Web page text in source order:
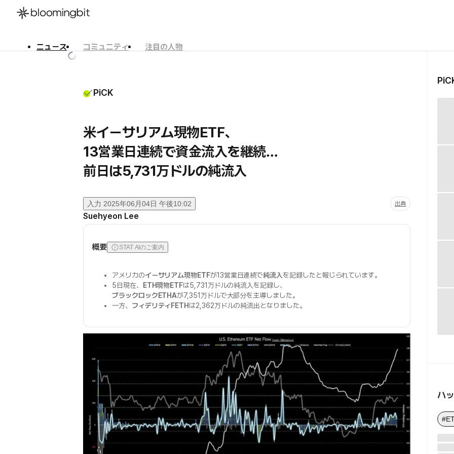
ニュース コミュニティ
注目の人物
PiCK
米イーサリアム現物ETF、
13営業日連続で資金流入を継続…
前日は5,731万ドルの純流入
入力 2025年06月04日 午後10:02 出典
Suehyeon Lee
概要 STAT AIのご案内
アメリカのイーサリアム現物ETFが13営業日連続で純流入を記録したと報じられています。
5日現在、
ETH現物ETFは5,731万ドルの純流入を記録し、
ブラックロックETHAが7,351万ドルで大部分を主導しました。
一方、 フィデリティFETHは2,362万ドルの純流出となりました。
ハ